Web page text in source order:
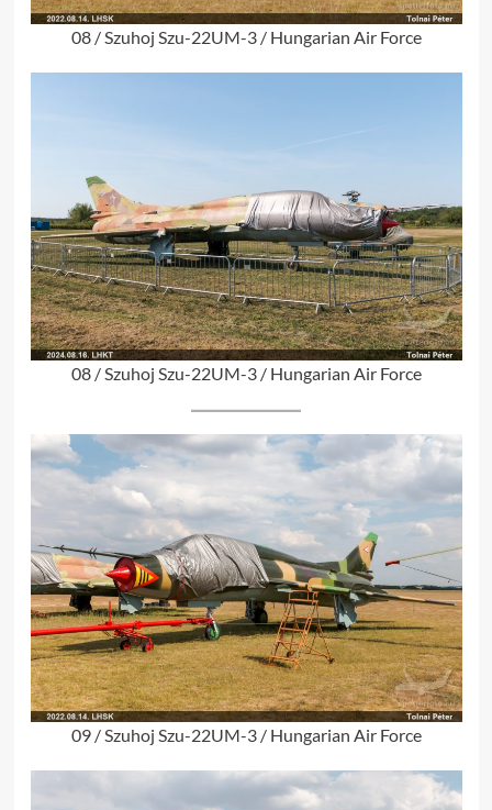
08 / Szuhoj Szu-22UM-3 / Hungarian Air Force
08 / Szuhoj Szu-22UM-3 / Hungarian Air Force
09 / Szuhoj Szu-22UM-3 / Hungarian Air Force